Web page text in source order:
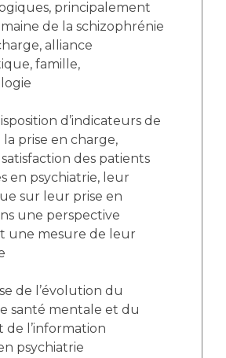
principalement
de la schizophrénie
alliance
famille,
d’indicateurs de
prise en charge,
des patients
en psychiatrie, leur
sur leur prise en
une perspective
une mesure de leur
de l’évolution du
santé mentale et du
l’information
psychiatrie